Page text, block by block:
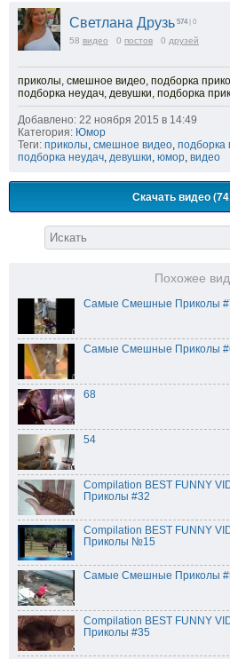
Светлана Друзь 574 | 0
58 видео 0 постов 0 друзей
приколы, смешное видео, подборка
подборка неудач, девушки, подборка
Добавлено: 22 ноября 2015 в 14:49
Категория: Юмор
Теги: приколы, смешное видео, подборка
подборка неудач, девушки, юмор, видео
Скачать видео
Похожее
Самые Смешные Приколы
Самые Смешные Приколы
68
54
Compilation BEST FUNNY
Приколы #32
Compilation BEST FUNNY
Приколы №15
Самые Смешные Приколы
Compilation BEST FUNNY
Приколы #35